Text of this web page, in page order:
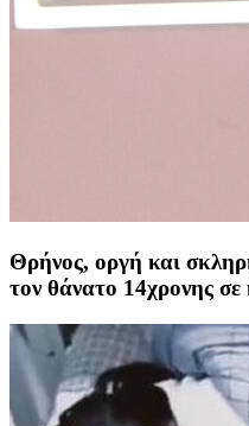
Θρήνος, οργή και
τον θάνατο 14χρονης σε